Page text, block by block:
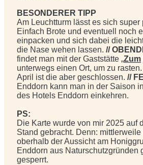
BESONDERER TIPP
Am Leuchtturm lässt es sich super
Einfach Brote und eventuell noch
einpacken und sich dabei die
die Nase wehen lassen. //
findet man mit der Gaststätte „Zum
unterwegs einen Ort, um zu
April ist die aber geschlossen. //
Enddorn kann man in der Saison
des Hotels Enddorn einkehren.
PS:
Die Karte wurde von mir 2025 auf
Stand gebracht. Denn: mittlerweile
oberhalb der Aussicht am
Enddorn aus Naturschutzgründen
gesperrt.